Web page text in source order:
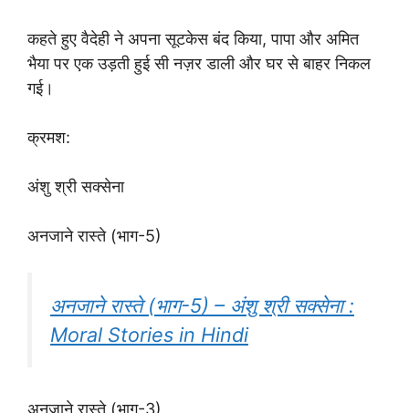
कहते हुए वैदेही ने अपना सूटकेस बंद किया, पापा और अमित
भैया पर एक उड़ती हुई सी नज़र डाली और घर से बाहर निकल
गई।
क्रमश:
अंशु श्री सक्सेना
अनजाने रास्ते (भाग-5)
अनजाने रास्ते (भाग-5) – अंशु श्री सक्सेना :
Moral Stories in Hindi